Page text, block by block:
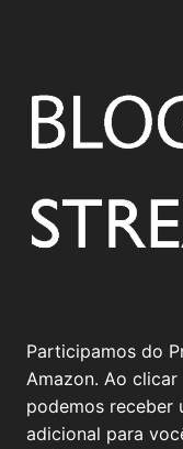
Participamos do
Amazon. Ao
podemos receber
adicional para